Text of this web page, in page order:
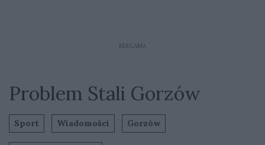
REKLAMA
Problem Stali Gorzów
Sport Wiadomości Gorzów